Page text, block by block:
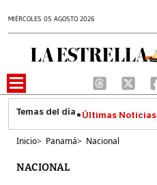
MIÉRCOLES 05 AGOSTO 2026
Últimas Noticias
Inicio> Panamá> Nacional
NACIONAL